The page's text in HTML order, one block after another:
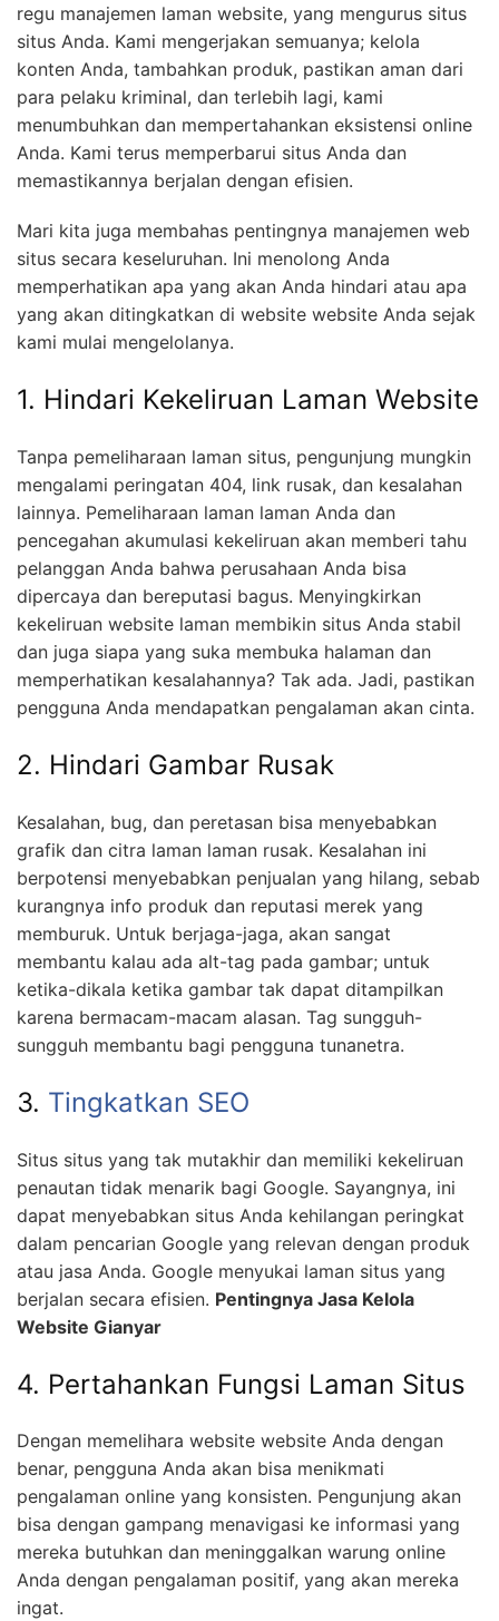
regu manajemen laman website, yang mengurus situs
situs Anda. Kami mengerjakan semuanya; kelola
konten Anda, tambahkan produk, pastikan aman dari
para pelaku kriminal, dan terlebih lagi, kami
menumbuhkan dan mempertahankan eksistensi online
Anda. Kami terus memperbarui situs Anda dan
memastikannya berjalan dengan efisien.
Mari kita juga membahas pentingnya manajemen web
situs secara keseluruhan. Ini menolong Anda
memperhatikan apa yang akan Anda hindari atau apa
yang akan ditingkatkan di website website Anda sejak
kami mulai mengelolanya.
1. Hindari Kekeliruan Laman Website
Tanpa pemeliharaan laman situs, pengunjung mungkin
mengalami peringatan 404, link rusak, dan kesalahan
lainnya. Pemeliharaan laman laman Anda dan
pencegahan akumulasi kekeliruan akan memberi tahu
pelanggan Anda bahwa perusahaan Anda bisa
dipercaya dan bereputasi bagus. Menyingkirkan
kekeliruan website laman membikin situs Anda stabil
dan juga siapa yang suka membuka halaman dan
memperhatikan kesalahannya? Tak ada. Jadi, pastikan
pengguna Anda mendapatkan pengalaman akan cinta.
2. Hindari Gambar Rusak
Kesalahan, bug, dan peretasan bisa menyebabkan
grafik dan citra laman laman rusak. Kesalahan ini
berpotensi menyebabkan penjualan yang hilang, sebab
kurangnya info produk dan reputasi merek yang
memburuk. Untuk berjaga-jaga, akan sangat
membantu kalau ada alt-tag pada gambar; untuk
ketika-dikala ketika gambar tak dapat ditampilkan
karena bermacam-macam alasan. Tag sungguh-
sungguh membantu bagi pengguna tunanetra.
3. Tingkatkan SEO
Situs situs yang tak mutakhir dan memiliki kekeliruan
penautan tidak menarik bagi Google. Sayangnya, ini
dapat menyebabkan situs Anda kehilangan peringkat
dalam pencarian Google yang relevan dengan produk
atau jasa Anda. Google menyukai laman situs yang
berjalan secara efisien. Pentingnya Jasa Kelola
Website Gianyar
4. Pertahankan Fungsi Laman Situs
Dengan memelihara website website Anda dengan
benar, pengguna Anda akan bisa menikmati
pengalaman online yang konsisten. Pengunjung akan
bisa dengan gampang menavigasi ke informasi yang
mereka butuhkan dan meninggalkan warung online
Anda dengan pengalaman positif, yang akan mereka
ingat.